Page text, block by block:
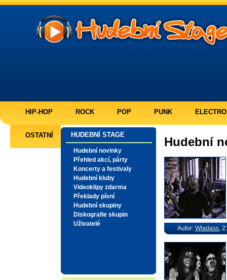
HIP-HOP ROCK POP PUNK ELECTRO
OSTATNÍ HUDEBNÍ STAGE
Hudební novinky
Přehled akcí, párty
Koncerty a festivaly
Hudební kluby
Videoklipy zdarma
Překlady písní
Hudební skupiny
Diskografie skupin
Uživatelé
Hudební
Autor: Wladass ,